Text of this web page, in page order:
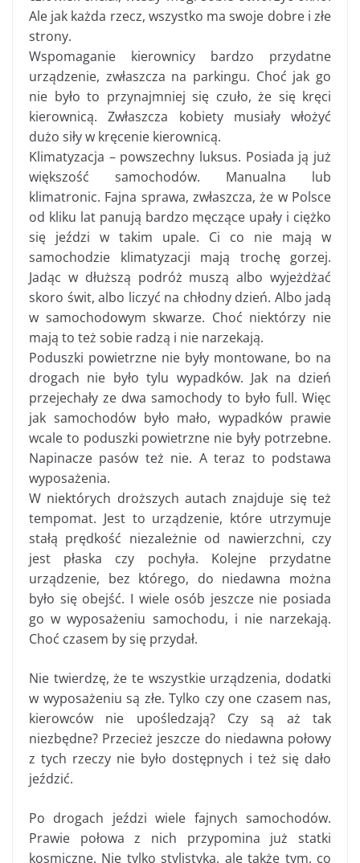
Ale jak każda rzecz, wszystko ma swoje dobre i złe
strony.
Wspomaganie kierownicy bardzo przydatne
urządzenie, zwłaszcza na parkingu. Choć jak go
nie było to przynajmniej się czuło, że się kręci
kierownicą. Zwłaszcza kobiety musiały włożyć
dużo siły w kręcenie kierownicą.
Klimatyzacja – powszechny luksus. Posiada ją już
większość samochodów. Manualna lub
klimatronic. Fajna sprawa, zwłaszcza, że w Polsce
od kliku lat panują bardzo męczące upały i ciężko
się jeździ w takim upale. Ci co nie mają w
samochodzie klimatyzacji mają trochę gorzej.
Jadąc w dłuższą podróż muszą albo wyjeżdżać
skoro świt, albo liczyć na chłodny dzień. Albo jadą
w samochodowym skwarze. Choć niektórzy nie
mają to też sobie radzą i nie narzekają.
Poduszki powietrzne nie były montowane, bo na
drogach nie było tylu wypadków. Jak na dzień
przejechały ze dwa samochody to było full. Więc
jak samochodów było mało, wypadków prawie
wcale to poduszki powietrzne nie były potrzebne.
Napinacze pasów też nie. A teraz to podstawa
wyposażenia.
W niektórych droższych autach znajduje się też
tempomat. Jest to urządzenie, które utrzymuje
stałą prędkość niezależnie od nawierzchni, czy
jest płaska czy pochyła. Kolejne przydatne
urządzenie, bez którego, do niedawna można
było się obejść. I wiele osób jeszcze nie posiada
go w wyposażeniu samochodu, i nie narzekają.
Choć czasem by się przydał.
Nie twierdzę, że te wszystkie urządzenia, dodatki
w wyposażeniu są złe. Tylko czy one czasem nas,
kierowców nie upośledzają? Czy są aż tak
niezbędne? Przecież jeszcze do niedawna połowy
z tych rzeczy nie było dostępnych i też się dało
jeździć.
Po drogach jeździ wiele fajnych samochodów.
Prawie połowa z nich przypomina już statki
kosmiczne. Nie tylko stylistyką, ale także tym, co